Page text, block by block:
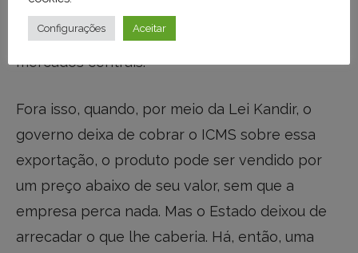
permitindo que o produto chegue barato aos
mercados centrais.
Fora isso, quando, por meio da Lei Kandir, o
governo deixa de cobrar o ICMS sobre essa
exportação, o produto pode ser vendido por
um preço abaixo de seu valor, sem que a
empresa perca nada. Mas o Estado deixou de
arrecadar o que lhe caberia. Há, então, uma
Configurações Aceitar